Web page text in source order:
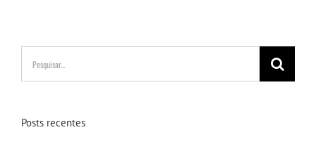
Buscar
resultados
para:
Posts recentes